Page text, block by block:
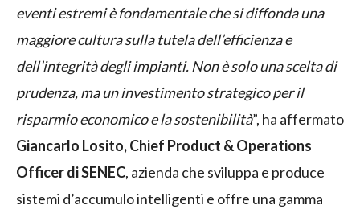
eventi estremi è fondamentale che si diffonda una
maggiore cultura sulla tutela dell’efficienza e
dell’integrità degli impianti. Non è solo una scelta di
prudenza, ma un investimento strategico per il
risparmio economico e la sostenibilità”, ha affermato
Giancarlo Losito, Chief Product & Operations
Officer di SENEC, azienda che sviluppa e produce
sistemi d’accumulo intelligenti e offre una gamma